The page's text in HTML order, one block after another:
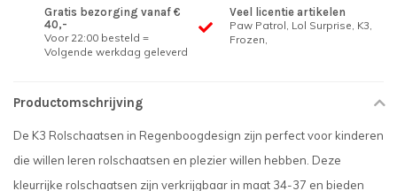
Gratis bezorging vanaf €
40,-
Voor 22:00 besteld =
Volgende werkdag geleverd
Veel licentie artikelen
Paw Patrol, Lol Surprise, K3,
Frozen,
Productomschrijving
De K3 Rolschaatsen in Regenboogdesign zijn perfect voor kinderen
die willen leren rolschaatsen en plezier willen hebben. Deze
kleurrijke rolschaatsen zijn verkrijgbaar in maat 34-37 en bieden